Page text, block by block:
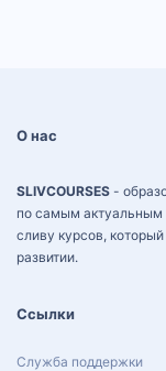
О нас
SLIVCOURSES -
по самым актуальным
сливу курсов,
развитии.
Ссылки
Служба поддержки